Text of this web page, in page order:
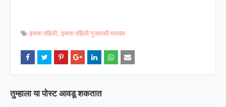
इयत्ता पहिली इयत्ता पहिली गुजराथी माध्यम
तुम्‍हाला या पोस्‍ट आवडू शकतात